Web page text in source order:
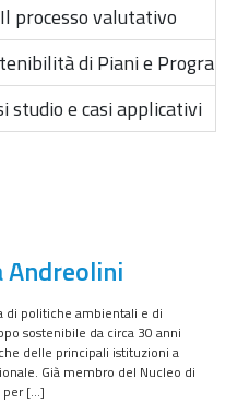
Il processo valutativo
di Piani e
studio e casi applicativi
Andreolini
di politiche ambientali e di
sostenibile da circa 30 anni
delle principali istituzioni a
Già membro del Nucleo di
per […]